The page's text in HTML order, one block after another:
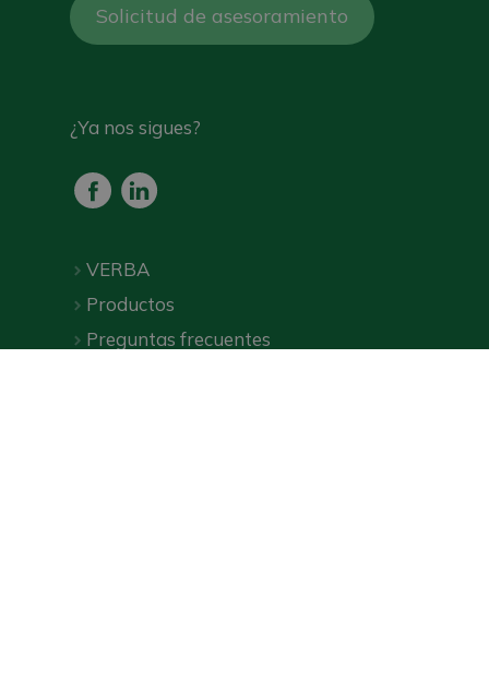
Solicitud de asesoramiento
¿Ya nos sigues?
VERBA
Productos
Preguntas frecuentes